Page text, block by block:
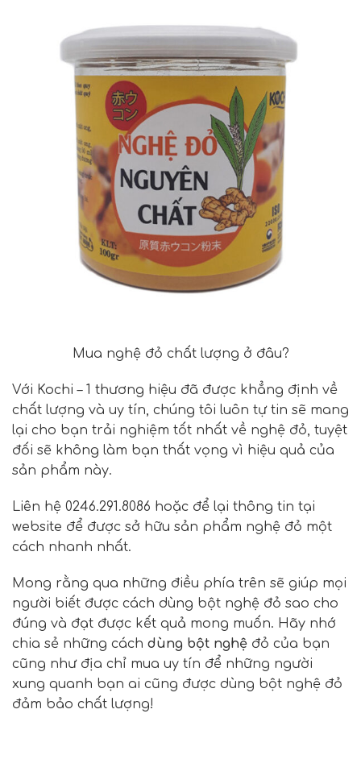
Mua nghệ đỏ chất lượng ở đâu?
Với Kochi – 1 thương hiệu đã được khẳng định về
chất lượng và uy tín, chúng tôi luôn tự tin sẽ mang
lại cho bạn trải nghiệm tốt nhất về nghệ đỏ, tuyệt
đối sẽ không làm bạn thất vọng vì hiệu quả của
sản phẩm này.
Liên hệ 0246.291.8086 hoặc để lại thông tin tại
website để được sở hữu sản phẩm nghệ đỏ một
cách nhanh nhất.
Mong rằng qua những điều phía trên sẽ giúp mọi
người biết được cách dùng bột nghệ đỏ sao cho
đúng và đạt được kết quả mong muốn. Hãy nhớ
chia sẻ những cách dùng bột nghệ đỏ của bạn
cũng như địa chỉ mua uy tín để những người
xung quanh bạn ai cũng được dùng bột nghệ đỏ
đảm bảo chất lượng!